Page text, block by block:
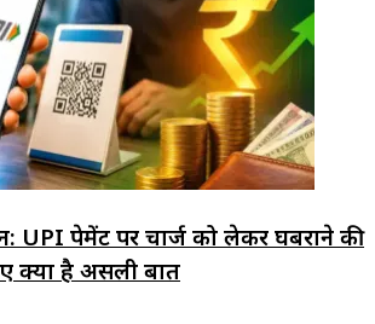
UPI पेमेंट पर चार्ज को लेकर घबराने की
क्या है असली बात